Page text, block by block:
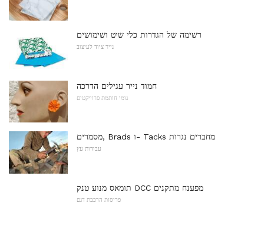
רשימה של הגדרות כלי שיט ושימושים
נייר ציוד לעיצוב
חמוד נייר עגילים הדרכה
גומי חותמת פרוייקטים
מסמרים, Brads ו- Tacks מחברים נגרות
עבודות עץ
תומאס מנוע טנק DCC מפענח מתקנים
פריסות הרכבת דגם